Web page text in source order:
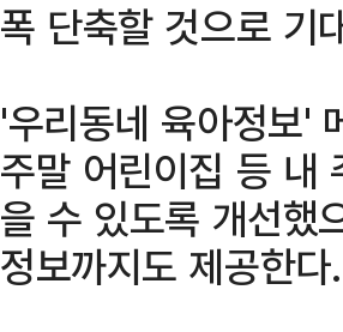
폭 단축할 것으로 기
'우리동네 육아정보'
주말 어린이집 등 내
을 수 있도록 개선했
정보까지도 제공한다.